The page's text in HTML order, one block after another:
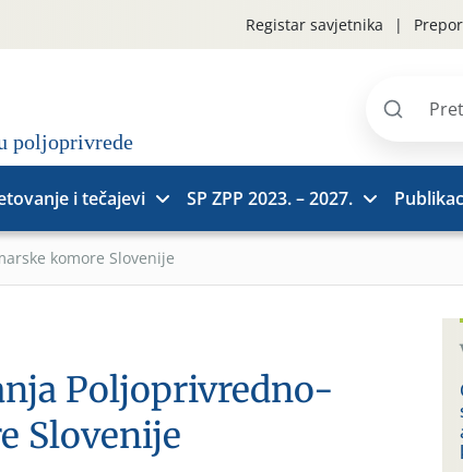
Registar savjetnika
Pretraži
i tečajevi SP ZPP 2023. – 2027.
komore Slovenije
Poljoprivredno-
Slovenije